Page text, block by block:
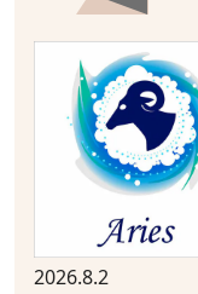
2026.8.2